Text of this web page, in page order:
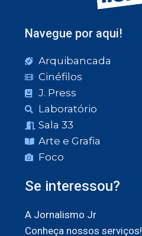
Navegue por aqui!
Arquibancada
Cinéfilos
J. Press
Laboratório
Sala 33
Arte e Grafia
Foco
Se interessou?
A Jornalismo Jr
Conheça nossos serviços!